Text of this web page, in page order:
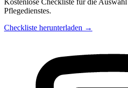
Kostenlose Checkliste für die Auswahl
Pflegedienstes.
Checkliste herunterladen →